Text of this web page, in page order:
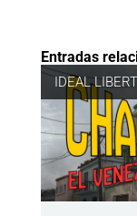
Entradas
IDEAL